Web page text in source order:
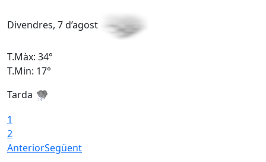
Divendres, 7 d’agost
T.Màx: 34°
T.Min: 17°
Tarda
1
2
AnteriorSegüent